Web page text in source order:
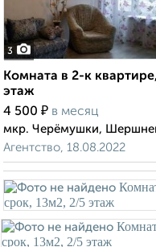
3
Комната в 2-к
этаж
4 500 ₽ в месяц
мкр. Черёмушки,
Агентство, 18.08.2022